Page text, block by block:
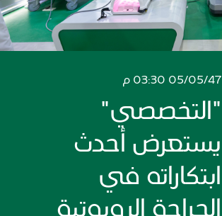
05/05/47 03:30 م
"التخصصي"
يستعرض أحدث
ابتكاراته في